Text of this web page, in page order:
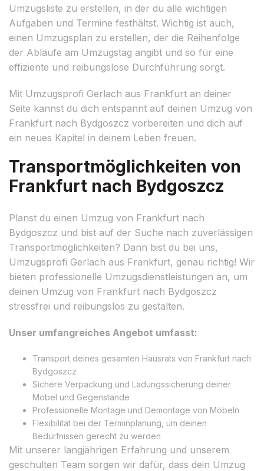
Umzugsliste zu erstellen, in der du alle wichtigen
Aufgaben und Termine festhältst. Wichtig ist auch,
einen Umzugsplan zu erstellen, der die Reihenfolge
der Abläufe am Umzugstag angibt und so für eine
effiziente und reibungslose Durchführung sorgt.
Mit Umzugsprofi Gerlach aus Frankfurt an deiner
Seite kannst du dich entspannt auf deinen Umzug von
Frankfurt nach Bydgoszcz vorbereiten und dich auf
ein neues Kapitel in deinem Leben freuen.
Transportmöglichkeiten von
Frankfurt nach Bydgoszcz
Planst du einen Umzug von Frankfurt nach
Bydgoszcz und bist auf der Suche nach zuverlässigen
Transportmöglichkeiten? Dann bist du bei uns,
Umzugsprofi Gerlach aus Frankfurt, genau richtig! Wir
bieten professionelle Umzugsdienstleistungen an, um
deinen Umzug von Frankfurt nach Bydgoszcz
stressfrei und reibungslos zu gestalten.
Unser umfangreiches Angebot umfasst:
Transport deines gesamten Hausrats von Frankfurt nach
Bydgoszcz
Sichere Verpackung und Ladungssicherung deiner
Möbel und Gegenstände
Professionelle Montage und Demontage von Möbeln
Flexibilität bei der Terminplanung, um deinen
Bedürfnissen gerecht zu werden
Mit unserer langjährigen Erfahrung und unserem
geschulten Team sorgen wir dafür, dass dein Umzug